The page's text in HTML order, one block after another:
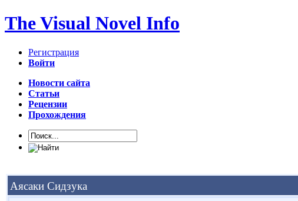
The Visual Novel Info
Регистрация
Войти
Новости сайта
Статьи
Рецензии
Прохождения
Аясаки Сидзука